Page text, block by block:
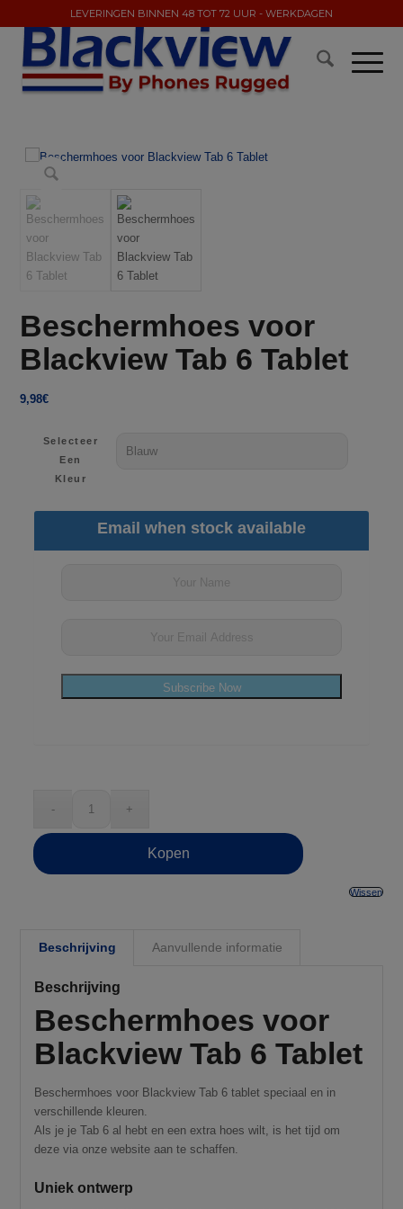
LEVERINGEN BINNEN 48 TOT 72 UUR - WERKDAGEN
Beschermhoes voor
Blackview Tab 6 Tablet
9,98€
Selecteer
Een
Kleur
Wissen
Email when stock available
Subscribe Now
Kopen
Beschrijving Aanvullende informatie
Beschrijving
Beschermhoes voor
Blackview Tab 6 Tablet
Beschermhoes voor Blackview Tab 6 tablet speciaal en in
verschillende kleuren.
Als je je Tab 6 al hebt en een extra hoes wilt, is het tijd om
deze via onze website aan te schaffen.
Uniek ontwerp